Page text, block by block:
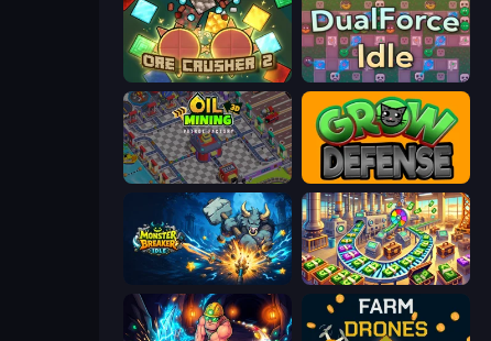
OreCrusher 2 DualForce Idle
Oil Mining 3D: Petrol Factory Grow Defense
Monster Breaker Idle Money Factory: Tycoon Idle Game